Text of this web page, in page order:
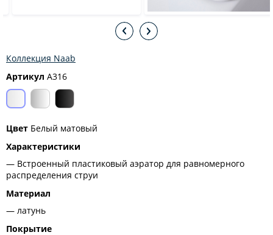
Коллекция Naab
Артикул A316
Цвет Белый матовый
Характеристики
Встроенный пластиковый аэратор для равномерного
распределения струи
Материал
латунь
Покрытие